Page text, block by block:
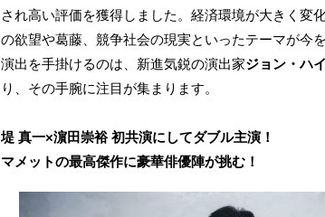
され高い評価を獲得しました。経済環境が大きく変
の欲望や葛藤、競争社会の現実といったテーマが今
演出を手掛けるのは、新進気鋭の演出家ジョン・ハ
り、その手腕に注目が集まります。
堤 真一×濵田崇裕 初共演にしてダブル主演！
マメットの最高傑作に豪華俳優陣が挑む！